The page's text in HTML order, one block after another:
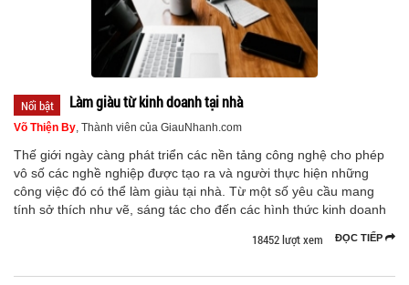
Nổi bật Làm giàu từ kinh doanh tại nhà
Võ Thiện By, Thành viên của GiauNhanh.com
Thế giới ngày càng phát triển các nền tảng công nghệ cho phép
vô số các nghề nghiệp được tạo ra và người thực hiện những
công việc đó có thể làm giàu tại nhà. Từ một số yêu cầu mang
tính sở thích như vẽ, sáng tác cho đến các hình thức kinh doanh
ĐỌC TIẾP
18452 lượt xem